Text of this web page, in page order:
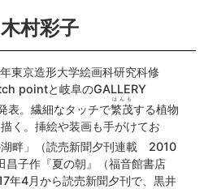
村彩子
東京造形大学絵画科研究科修
pointと岐阜のGALLERY
表。繊細なタッチで繁茂
はんも
する植物
く。挿絵や装画も手がけてお
湖畔」（読売新聞夕刊連載 2010
昌子作『夏の朝』（福音館書店
年4月から読売新聞夕刊で、黒井